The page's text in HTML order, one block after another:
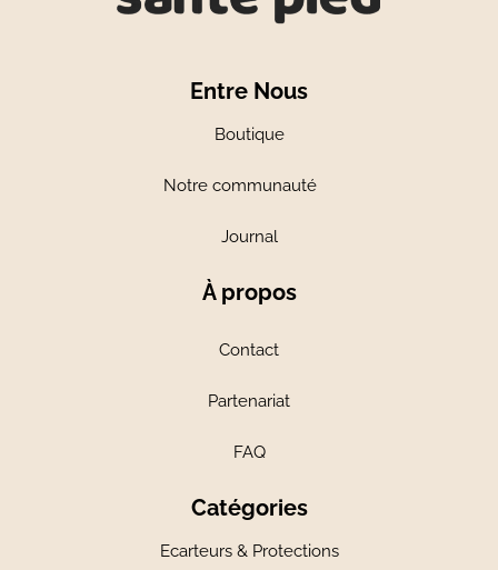
Entre Nous
Boutique
Notre communauté
Journal
À propos
Contact
Partenariat
FAQ
Catégories
Ecarteurs & Protections